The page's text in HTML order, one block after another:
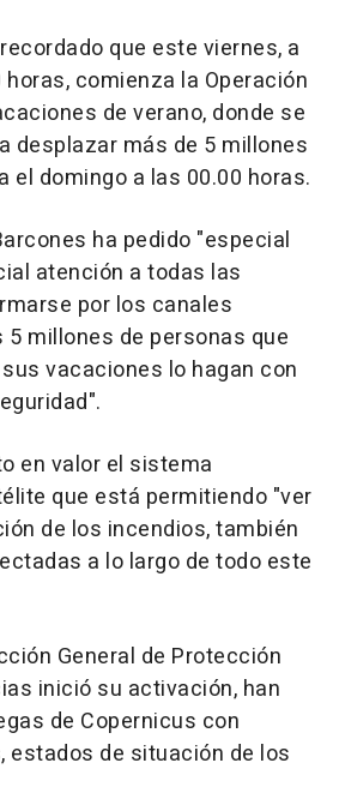
que este viernes, a
comienza la Operación
de verano, donde se
desplazar más de 5 millones
el domingo a las 00.00 horas.
ha pedido "especial
atención a todas las
por los canales
millones de personas que
vacaciones lo hagan con
en valor el sistema
que está permitiendo "ver
de los incendios, también
a lo largo de todo este
General de Protección
inició su activación, han
de Copernicus con
estados de situación de los